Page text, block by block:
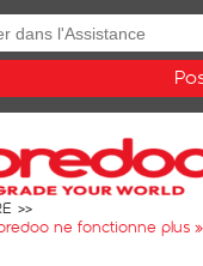
ne fonctionne plus »